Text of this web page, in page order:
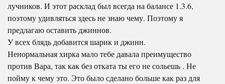
лучников. И этот расклад был всегда на балансе 1.3.6,
поэтому удивляться здесь не знаю чему. Поэтому я
предлагаю оставить джиннов.
У всех блядь добавится шарик и джинн.
Ненормальная хирка мало тебе давала преимущество
против Вара, так как без отката ты его не сольешь . Не
пойму к чему это. Это было сделано больше как раз для